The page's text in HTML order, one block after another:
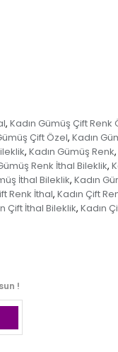
, Kadın Gümüş Çift Renk
Çift Özel, Kadın
, Kadın Gümüş Renk,
Renk İthal Bileklik,
İthal Bileklik, Kadın
Renk İthal, Kadın Çift
Çift İthal Bileklik, Kadın
!